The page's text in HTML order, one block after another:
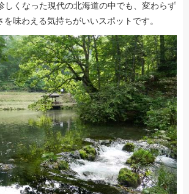
くなった現代の北海道の中でも、変わらず
味わえる気持ちがいいスポットです。